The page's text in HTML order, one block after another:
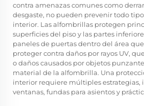
contra amenazas comunes como
desgaste, no pueden prevenir todo
interior. Las alfombrillas protegen
superficies del piso y las partes
paneles de puertas dentro del área
proteger contra daños por rayos UV,
o daños causados por objetos
material de la alfombrilla. Una
interior requiere múltiples estrategias,
ventanas, fundas para asientos y